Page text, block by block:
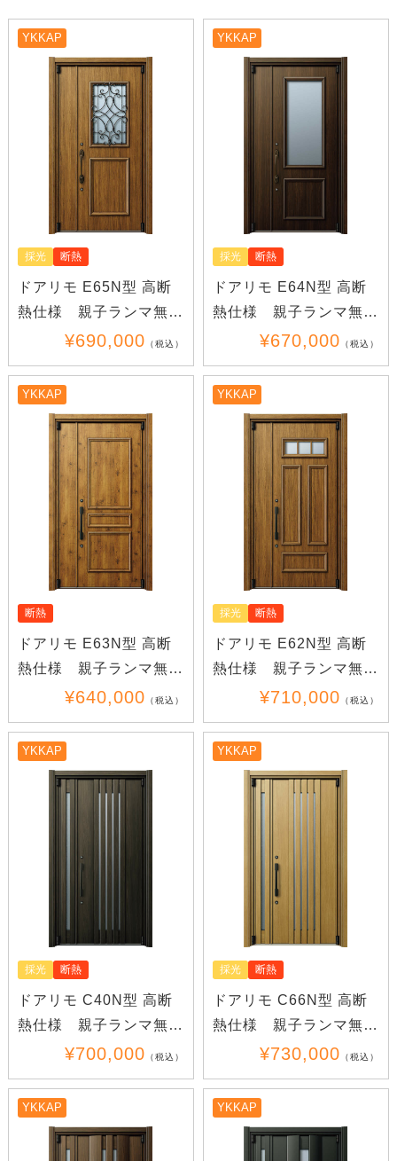
YKKAP
採光 断熱
ドアリモ E65N型 高断
熱仕様 親子ランマ無し
¥690,000 （税込）
YKKAP
採光 断熱
ドアリモ E64N型 高断
熱仕様 親子ランマ無し
¥670,000 （税込）
YKKAP
断熱
ドアリモ E63N型 高断
熱仕様 親子ランマ無し
¥640,000 （税込）
YKKAP
採光 断熱
ドアリモ E62N型 高断
熱仕様 親子ランマ無し
¥710,000 （税込）
YKKAP
採光 断熱
ドアリモ C40N型 高断
熱仕様 親子ランマ無し
¥700,000 （税込）
YKKAP
採光 断熱
ドアリモ C66N型 高断
熱仕様 親子ランマ無し
¥730,000 （税込）
YKKAP YKKAP